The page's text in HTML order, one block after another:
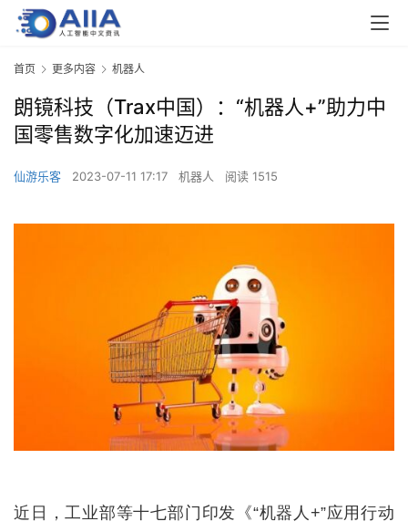
首页 更多内容 机器人
朗镜科技（Trax中国）：“机器人+”助力中
国零售数字化加速迈进
仙游乐客 2023-07-11 17:17 机器人 阅读 1515
近日，工业部等十七部门印发《“机器人+”应用行动